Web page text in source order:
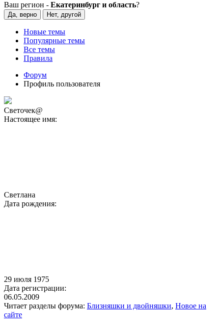
Ваш регион - Екатеринбург и область?
Да, верно Нет, другой
Новые темы
Популярные темы
Все темы
Правила
Форум
Профиль пользователя
Светочек@
Настоящее имя:
Светлана
Дата рождения:
29 июля 1975
Дата регистрации:
06.05.2009
Читает разделы форума: Близняшки и двойняшки, Новое на
сайте